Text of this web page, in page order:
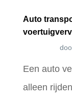
Auto
Een auto
alleen